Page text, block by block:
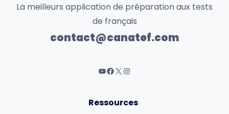
La meilleurs application de préparation aux tests
de français
contact@canatef.com
Ressources